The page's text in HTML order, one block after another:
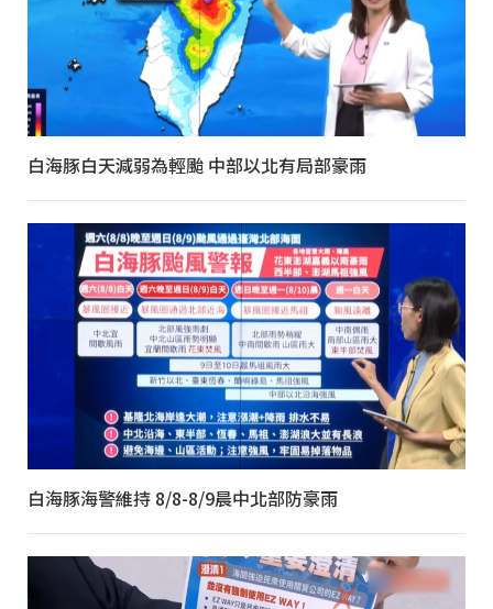
白海豚白天減弱為輕颱 中部以北有局部豪雨
白海豚海警維持 8/8-8/9晨中北部防豪雨